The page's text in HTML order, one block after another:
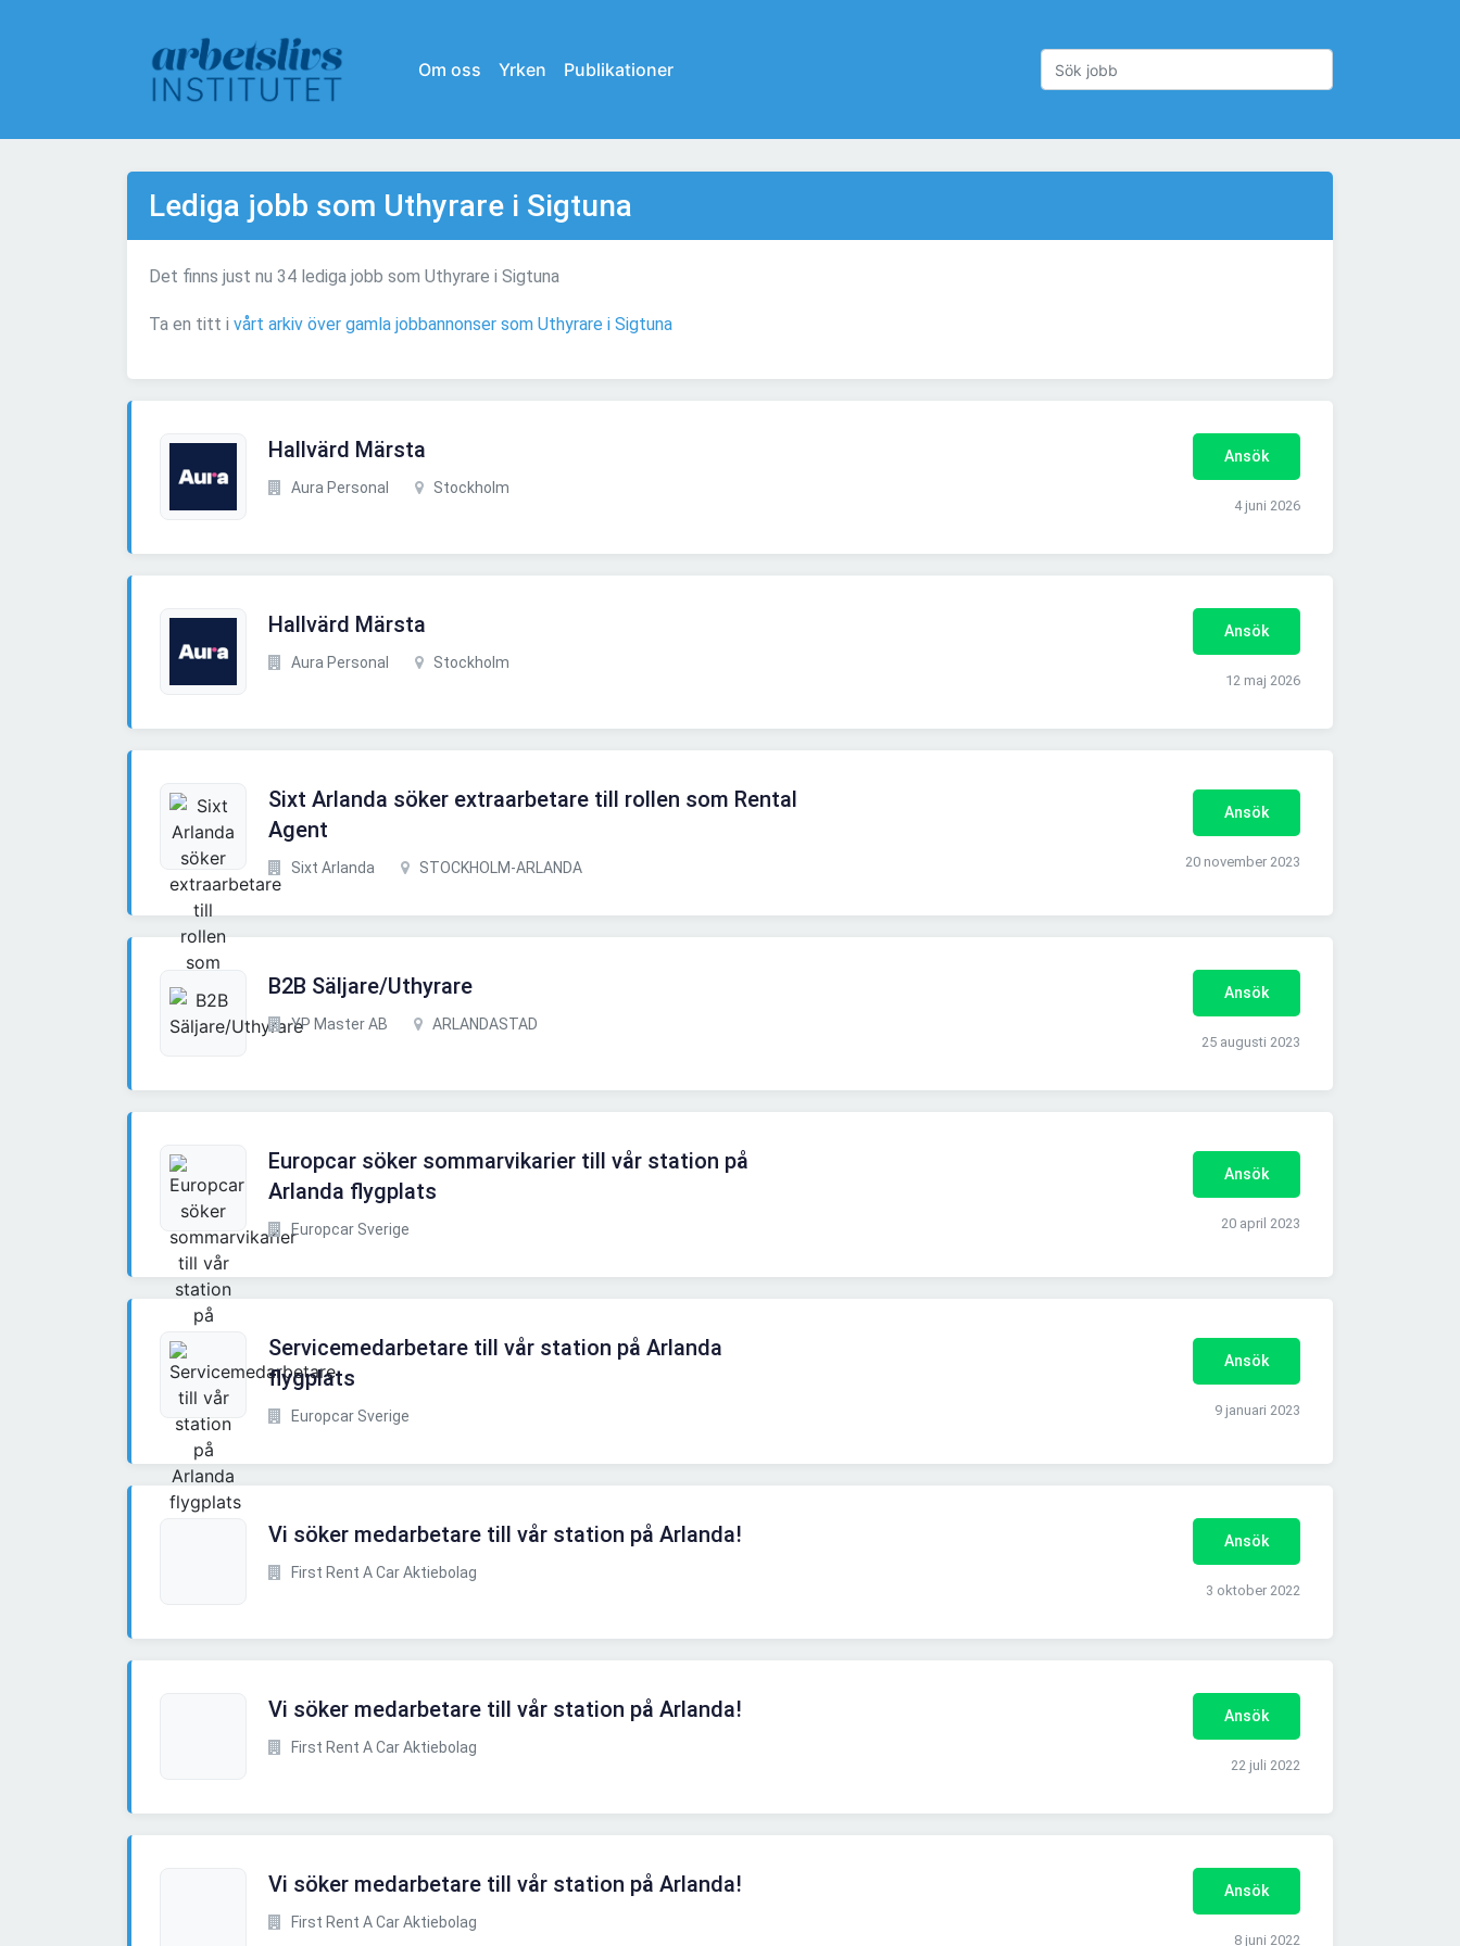
Om oss Yrken Publikationer
Lediga jobb som Uthyrare i Sigtuna
Det finns just nu 34 lediga jobb som Uthyrare i Sigtuna
Ta en titt i vårt arkiv över gamla jobbannonser som Uthyrare i Sigtuna
Hallvärd Märsta
Aura Personal Stockholm
Ansök
4 juni 2026
Hallvärd Märsta
Aura Personal Stockholm
Ansök
12 maj 2026
Sixt Arlanda söker extraarbetare till rollen som Rental
Agent
Sixt Arlanda STOCKHOLM-ARLANDA
Ansök
20 november 2023
B2B Säljare/Uthyrare
YP Master AB ARLANDASTAD
Ansök
25 augusti 2023
Europcar söker sommarvikarier till vår station på
Arlanda flygplats
Europcar Sverige
Ansök
20 april 2023
Servicemedarbetare till vår station på Arlanda
flygplats
Europcar Sverige
Ansök
9 januari 2023
Vi söker medarbetare till vår station på Arlanda!
First Rent A Car Aktiebolag
Ansök
3 oktober 2022
Vi söker medarbetare till vår station på Arlanda!
First Rent A Car Aktiebolag
Ansök
22 juli 2022
Vi söker medarbetare till vår station på Arlanda!
First Rent A Car Aktiebolag
Ansök
8 juni 2022